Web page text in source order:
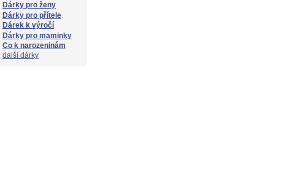
Dárky pro ženy
Dárky pro přítele
Dárek k výročí
Dárky pro maminky
Co k narozeninám
další dárky